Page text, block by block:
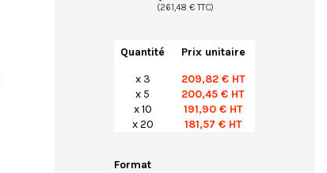
(261,48 € TTC)
Quantité
Prix unitaire
x 3
209,82 € HT
x 5
200,45 € HT
x 10
191,90 € HT
x 20
181,57 € HT
Format